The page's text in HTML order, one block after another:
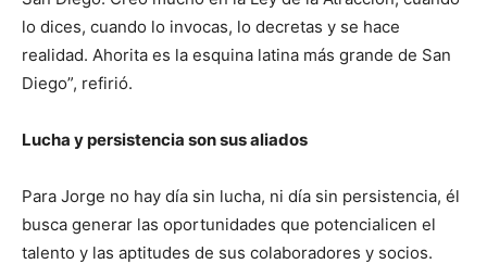
lo dices, cuando lo invocas, lo decretas y se hace
realidad. Ahorita es la esquina latina más grande de San
Diego”, refirió.
Lucha y persistencia son sus aliados
Para Jorge no hay día sin lucha, ni día sin persistencia, él
busca generar las oportunidades que potencialicen el
talento y las aptitudes de sus colaboradores y socios.